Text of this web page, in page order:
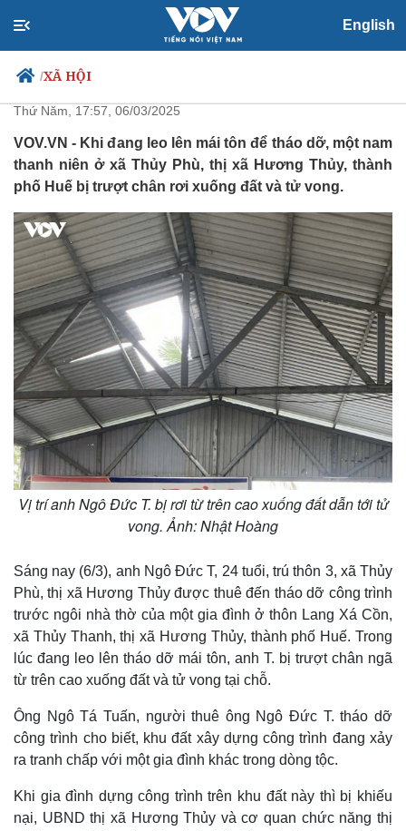
English
/XÃ HỘI
Chính trị
Đảng
Tổ chức nhân sự
Quốc hội
Nhận diện sự thật
Xã hội
Tin 24h
Dự báo thời tiết
Giáo dục
Dấu ấn VOV
Việc làm
Biển đảo
Thế giới
Quan sát
Cuộc sống đó đây
Hồ sơ
Multimedia
Ảnh
E-Magazine
Infographic
Rơi từ trên cao khi tháo dỡ công
trình, nam thanh niên tử vong
Thứ Năm, 17:57, 06/03/2025
VOV.VN - Khi đang leo lên mái tôn để tháo dỡ, một nam
thanh niên ở xã Thủy Phù, thị xã Hương Thủy, thành
phố Huế bị trượt chân rơi xuống đất và tử vong.
Vị trí anh Ngô Đức T. bị rơi từ trên cao xuống đất dẫn tới tử
vong. Ảnh: Nhật Hoàng
Sáng nay (6/3), anh Ngô Đức T, 24 tuổi, trú thôn 3, xã Thủy
Phù, thị xã Hương Thủy được thuê đến tháo dỡ công trình
trước ngôi nhà thờ của một gia đình ở thôn Lang Xá Cồn,
xã Thủy Thanh, thị xã Hương Thủy, thành phố Huế. Trong
lúc đang leo lên tháo dỡ mái tôn, anh T. bị trượt chân ngã
từ trên cao xuống đất và tử vong tại chỗ.
Ông Ngô Tá Tuấn, người thuê ông Ngô Đức T. tháo dỡ
công trình cho biết, khu đất xây dựng công trình đang xảy
ra tranh chấp với một gia đình khác trong dòng tộc.
Khi gia đình dựng công trình trên khu đất này thì bị khiếu
nại, UBND thị xã Hương Thủy và cơ quan chức năng thị